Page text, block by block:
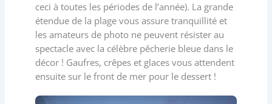
ceci à toutes les périodes de l’année). La grande
étendue de la plage vous assure tranquillité et
les amateurs de photo ne peuvent résister au
spectacle avec la célèbre pêcherie bleue dans le
décor ! Gaufres, crêpes et glaces vous attendent
ensuite sur le front de mer pour le dessert !